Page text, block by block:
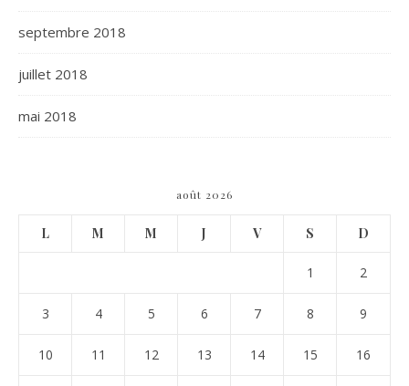
septembre 2018
juillet 2018
mai 2018
août 2026
L M M J V S D
1 2
3 4 5 6 7 8 9
10 11 12 13 14 15 16